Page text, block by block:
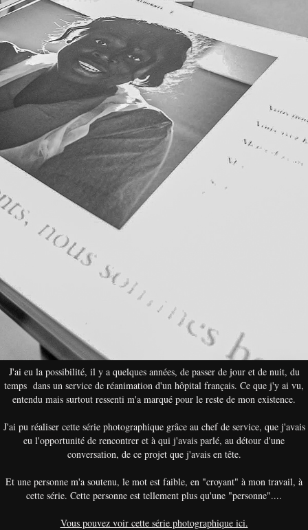
J'ai eu la possibilité, il y a quelques années, de passer de jour et de nuit, du
temps dans un service de réanimation d'un hôpital français. Ce que j'y ai vu,
entendu mais surtout ressenti m'a marqué pour le reste de mon existence.
J'ai pu réaliser cette série photographique grâce au chef de service, que j'avais
eu l'opportunité de rencontrer et à qui j'avais parlé, au détour d'une
conversation, de ce projet que j'avais en tête.
Et une personne m'a soutenu, le mot est faible, en "croyant" à mon travail, à
cette série. Cette personne est tellement plus qu'une "personne"....
Vous pouvez voir cette série photographique ici.